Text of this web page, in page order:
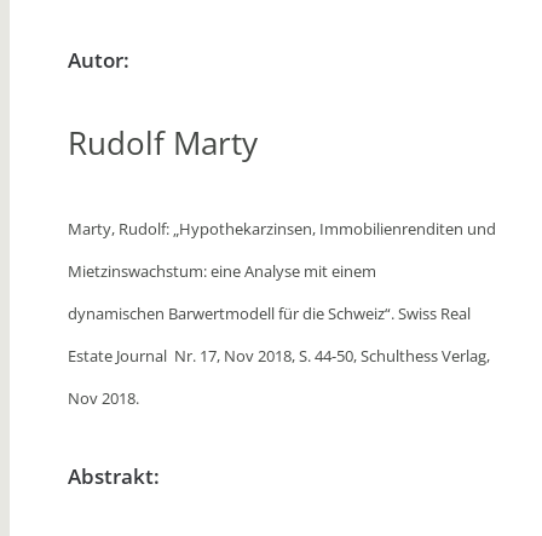
Autor:
Rudolf Marty
Marty, Rudolf: „Hypothekarzinsen, Immobilienrenditen und
Mietzinswachstum: eine Analyse mit einem
dynamischen Barwertmodell für die Schweiz“. Swiss Real
Estate Journal Nr. 17, Nov 2018, S. 44-50, Schulthess Verlag,
Nov 2018.
Abstrakt: